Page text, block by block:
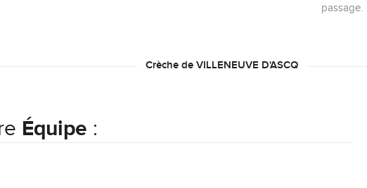
passage.
Crèche de VILLENEUVE D'ASCQ
Équipe :